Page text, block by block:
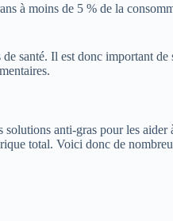
à moins de 5 % de la
santé. Il est donc important
anti-gras pour les aider
total. Voici donc de